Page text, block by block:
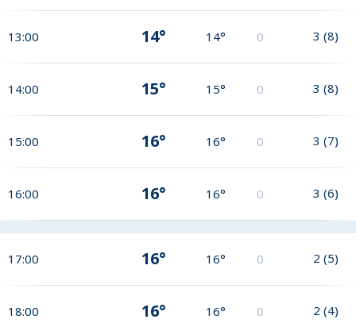
13:00 14° 14° 0 3 (8)
14:00 15° 15° 0 3 (8)
15:00 16° 16° 0 3 (7)
16:00 16° 16° 0 3 (6)
17:00 16° 16° 0 2 (5)
18:00 16° 16° 0 2 (4)